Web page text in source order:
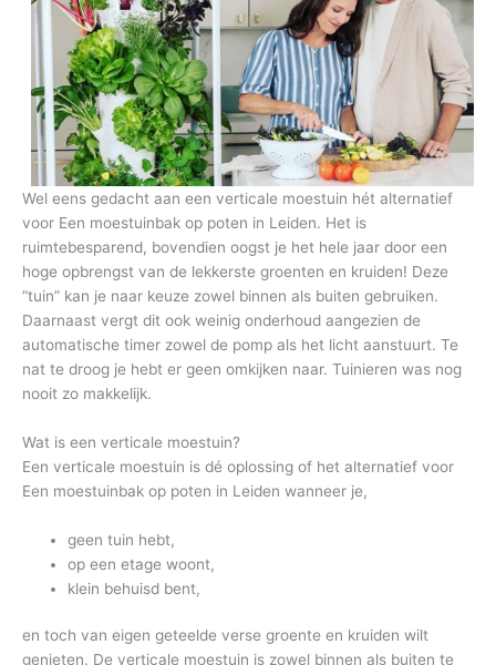
Wel eens gedacht aan een verticale moestuin hét alternatief
voor Een moestuinbak op poten in Leiden. Het is
ruimtebesparend, bovendien oogst je het hele jaar door een
hoge opbrengst van de lekkerste groenten en kruiden! Deze
“tuin” kan je naar keuze zowel binnen als buiten gebruiken.
Daarnaast vergt dit ook weinig onderhoud aangezien de
automatische timer zowel de pomp als het licht aanstuurt. Te
nat te droog je hebt er geen omkijken naar. Tuinieren was nog
nooit zo makkelijk.
Wat is een verticale moestuin?
Een verticale moestuin is dé oplossing of het alternatief voor
Een moestuinbak op poten in Leiden wanneer je,
geen tuin hebt,
op een etage woont,
klein behuisd bent,
en toch van eigen geteelde verse groente en kruiden wilt
genieten. De verticale moestuin is zowel binnen als buiten te